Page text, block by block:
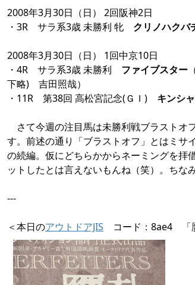
2008年3月30日（日） 2回阪神2日
・3R サラ系3歳 未勝利 牝 クリノハクバ
2008年3月30日（日） 1回中京10日
・4R サラ系3歳 未勝利 ファイブスター
下略) 吉田照哉）
・11R 第38回 高松宮記念(ＧＩ) キンシ
さて今週の注目馬は未勝利戦ブラストオ
す。前述の通り「ブラストオフ」とはミサ
の続編。仮にどちらかからネーミングを拝
ットしたとは言えないもんね（笑）。ちな
---
＜本日のアウトドアJIS コード：8ae4 「